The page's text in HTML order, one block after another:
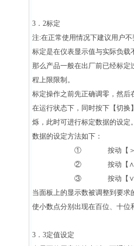
3 ．2标定
注:在正常使用情况下建议用户
标定是在仪表显示值与实际负载
那么产品一般在出厂前已经标定
程上限限制。
标定操作之前先正确调零，然后
在运行状态下，同时按下【切换
烁，此时可进行标定数据的设定
数据的设定方法如下：
① 按动【
② 按动【
③ 按动【
当面板上的显示数被调整到要
使小数点分别出现在百位、十位
3 ．3定值设定